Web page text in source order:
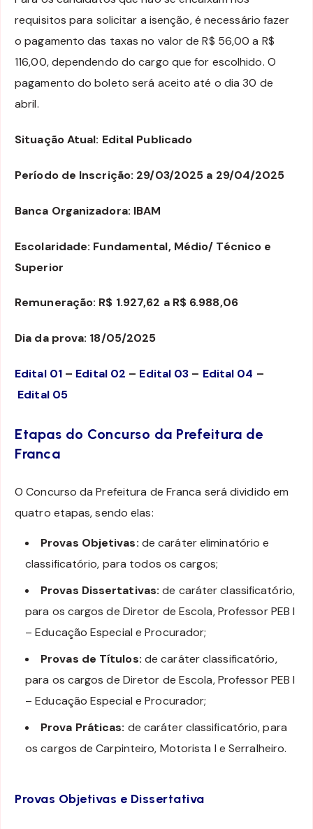
requisitos para solicitar a isenção, é necessário fazer
o pagamento das taxas no valor de R$ 56,00 a R$
116,00, dependendo do cargo que for escolhido. O
pagamento do boleto será aceito até o dia 30 de
abril.
Situação Atual: Edital Publicado
Período de Inscrição: 29/03/2025 a 29/04/2025
Banca Organizadora: IBAM
Escolaridade: Fundamental, Médio/ Técnico e
Superior
Remuneração: R$ 1.927,62 a R$ 6.988,06
Dia da prova: 18/05/2025
Edital 01– Edital 02 – Edital 03 – Edital 04 –
Edital 05
Etapas do Concurso da Prefeitura de
Franca
O Concurso da Prefeitura de Franca será dividido em
quatro etapas, sendo elas:
Provas Objetivas: de caráter eliminatório e
classificatório, para todos os cargos;
Provas Dissertativas:de caráter classificatório,
para os cargos de Diretor de Escola, Professor PEB I
– Educação Especial e Procurador;
Provas de Títulos: de caráter classificatório,
para os cargos de Diretor de Escola, Professor PEB I
– Educação Especial e Procurador;
Prova Práticas: de caráter classificatório, para
os cargos de Carpinteiro, Motorista I e Serralheiro.
Provas Objetivas e Dissertativa